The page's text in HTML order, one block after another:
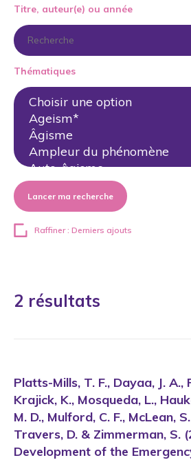
Titre, auteur(e) ou année
Thématiques
Lancer ma recherche
Raffiner : Derniers ajouts
2 résultats
Platts-Mills, T. F., Dayaa, J. A.,
Krajick, K., Mosqueda, L.,
M. D., Mulford, C. F., McLean,
Travers, D. & Zimmerman, S.
Development of the